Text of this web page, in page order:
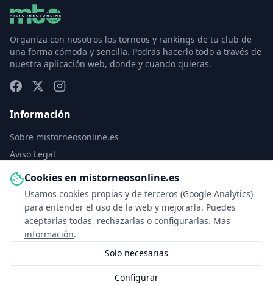
Cookies en mistorneosonline.es
Usamos cookies propias y de terceros (Google Analytics)
para entender el uso de la web y mejorarla. Puedes
aceptarlas todas, rechazarlas o configurarlas. Más
información.
Solo necesarias
Configurar
Organiza con nosotros los torneos y rankings de tu club de
una forma cómoda y sencilla. Podrás hacerlo todo a través de
nuestra aplicación web, donde y cuando quieras.
Información
Sobre mistorneosonline.es
Aviso Legal
Política de Privacidad
Política de Cookies
Configurar cookies
Contacto
info@mistorneosonline.es